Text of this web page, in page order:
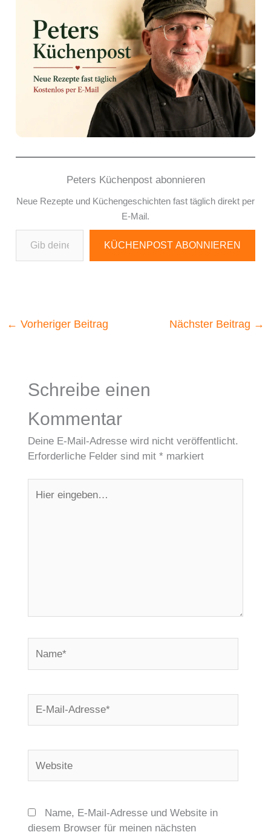
Peters Küchenpost abonnieren
Neue Rezepte und Küchengeschichten fast täglich direkt per
E-Mail.
Gib deine E-Mail-Adresse ein ...
KÜCHENPOST ABONNIEREN
← Vorheriger Beitrag Nächster Beitrag →
Schreibe einen
Kommentar
Deine E-Mail-Adresse wird nicht veröffentlicht.
Erforderliche Felder sind mit * markiert
eingeben…
Mail-
Name, E-Mail-Adresse und Website in
diesem Browser für meinen nächsten